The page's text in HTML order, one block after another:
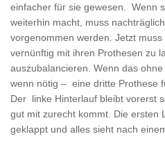
einfacher für sie gewesen. Wenn
weiterhin macht, muss
vorgenommen werden. Jetzt
vernünftig mit ihren Prothesen zu
auszubalancieren. Wenn das
wenn nötig – eine dritte Prothese
Der linke Hinterlauf bleibt vorerst
gut mit zurecht kommt. Die ersten
geklappt und alles sieht nach